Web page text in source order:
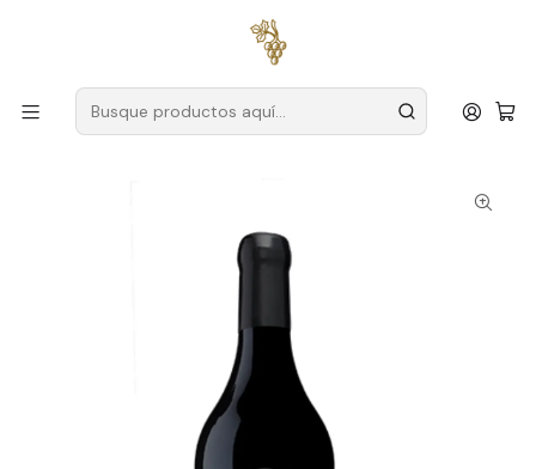
para pedidos superiores a
Productores Setúbal
Quinta del Piloto
Quinta do Piloto Garrafeira Tinto 2015 Setúbal Tinto 75cl